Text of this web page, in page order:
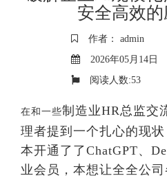
安全高效
作者： admin
2026年05月14日
阅读人数:53
在和一些制造业HR总监交
理者提到一个扎心的现
本开通了了ChatGPT、
业会员，本想让全全公司